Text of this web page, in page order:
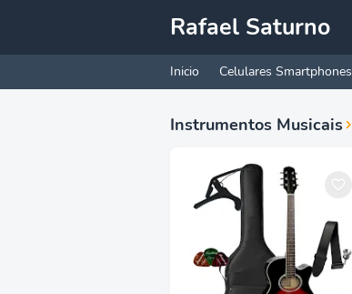
Rafael Saturno
Inicio Celulares Smartphones
Instrumentos Musicais